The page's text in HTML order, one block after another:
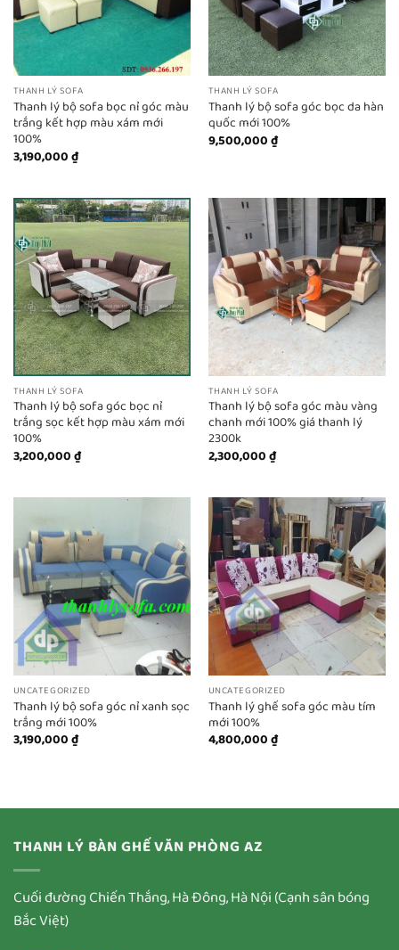
THANH LÝ SOFA
Thanh lý bộ sofa bọc nỉ góc màu
trắng kết hợp màu xám mới
100%
3,190,000₫
THANH LÝ SOFA
Thanh lý bộ sofa góc bọc da hàn
quốc mới 100%
9,500,000₫
THANH LÝ SOFA
Thanh lý bộ sofa góc bọc nỉ
trắng sọc kết hợp màu xám mới
100%
3,200,000₫
THANH LÝ SOFA
Thanh lý bộ sofa góc màu vàng
chanh mới 100% giá thanh lý
2300k
2,300,000₫
UNCATEGORIZED
Thanh lý bộ sofa góc nỉ xanh sọc
trắng mới 100%
3,190,000₫
UNCATEGORIZED
Thanh lý ghế sofa góc màu tím
mới 100%
4,800,000₫
THANH LÝ BÀN GHẾ VĂN PHÒNG AZ
Cuối đường Chiến Thắng, Hà Đông, Hà Nội (Cạnh sân bóng
Bắc Việt)